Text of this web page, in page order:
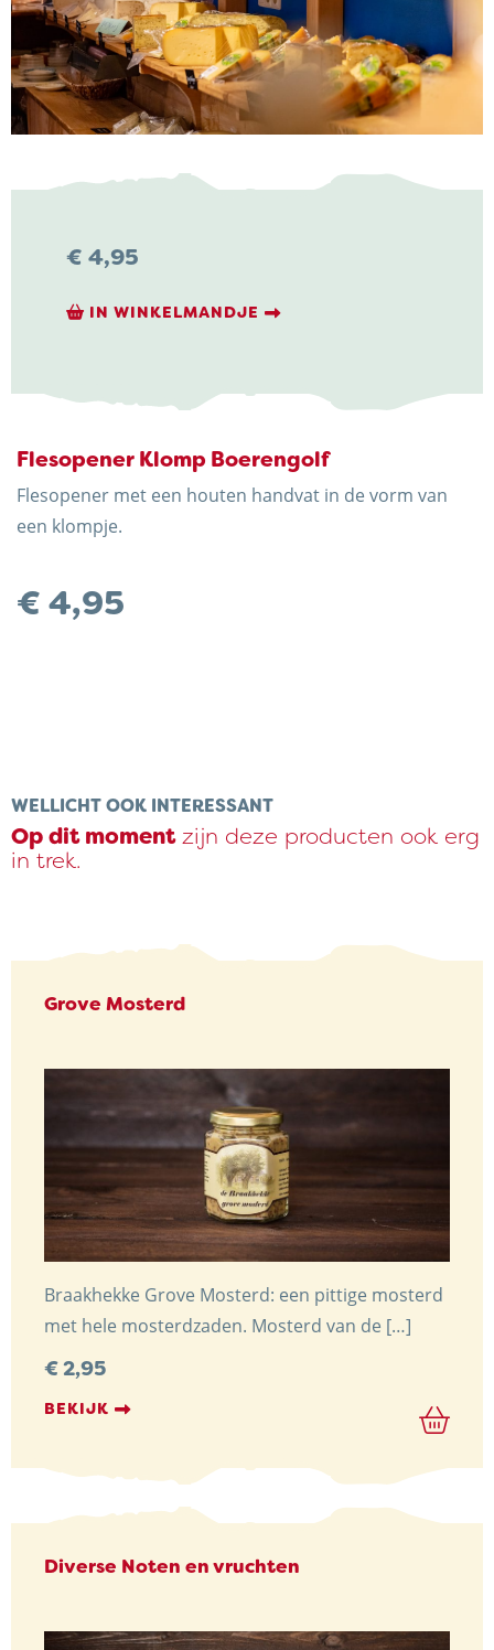
NIEUWS & ACTUALITEITEN
CONTACT
Kaasboerderij Weenink
info@kaasboerderijweenink.nl
Privacybeleid
€ 4,95
IN WINKELMANDJE
Flesopener Klomp Boerengolf
Flesopener met een houten handvat in de vorm van
een klompje.
€ 4,95
WELLICHT OOK INTERESSANT
Op dit momentzijn deze producten ook erg
in trek.
Grove Mosterd
Braakhekke Grove Mosterd: een pittige mosterd
met hele mosterdzaden. Mosterd van de […]
€2,95
BEKIJK
Diverse Noten en vruchten